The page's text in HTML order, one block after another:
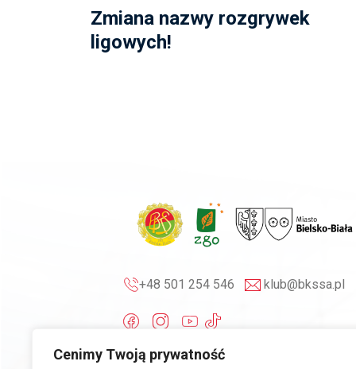
Cenimy Twoją prywatność
Zmiana nazwy rozgrywek
ligowych!
+48 501 254 546 klub@bkssa.pl